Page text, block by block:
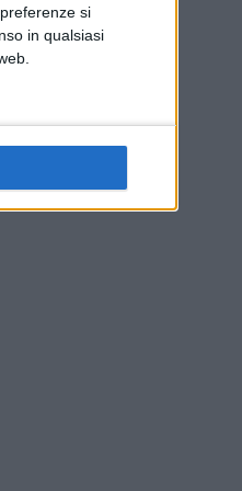
si
in qualsiasi